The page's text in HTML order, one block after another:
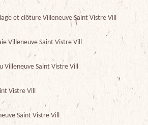
et clôture Villeneuve Saint Vistre Vill
Villeneuve Saint Vistre Vill
Villeneuve Saint Vistre Vill
Vistre Vill
Saint Vistre Vill